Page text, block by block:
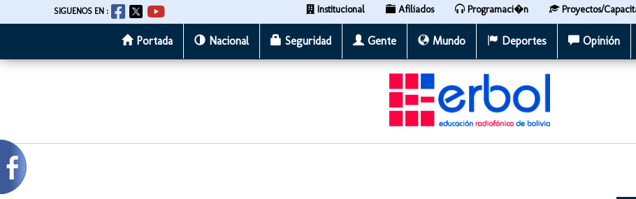
al
SIGUENOS EN : Institucional Afiliados Programaci�n Proyectos/
Portada Nacional Seguridad Gente Mundo Deportes Opinión